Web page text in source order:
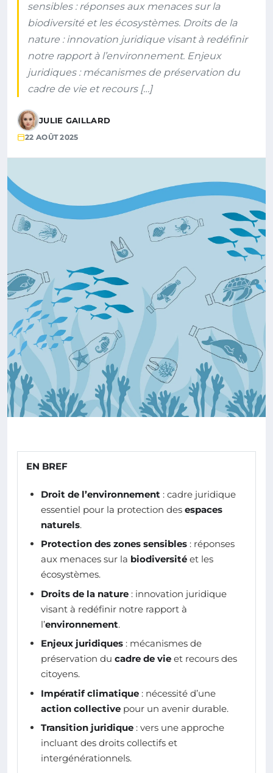
sensibles : réponses aux menaces sur la
biodiversité et les écosystèmes. Droits de la
nature : innovation juridique visant à redéfinir
notre rapport à l’environnement. Enjeux
juridiques : mécanismes de préservation du
cadre de vie et recours […]
JULIE GAILLARD
22 AOÛT 2025
EN BREF
Droit de l’environnement : cadre juridique
essentiel pour la protection des espaces
naturels.
Protection des zones sensibles : réponses
aux menaces sur la biodiversité et les
écosystèmes.
Droits de la nature : innovation juridique
visant à redéfinir notre rapport à
l’environnement.
Enjeux juridiques : mécanismes de
préservation du cadre de vie et recours des
citoyens.
Impératif climatique : nécessité d’une
action collective pour un avenir durable.
Transition juridique : vers une approche
incluant des droits collectifs et
intergénérationnels.